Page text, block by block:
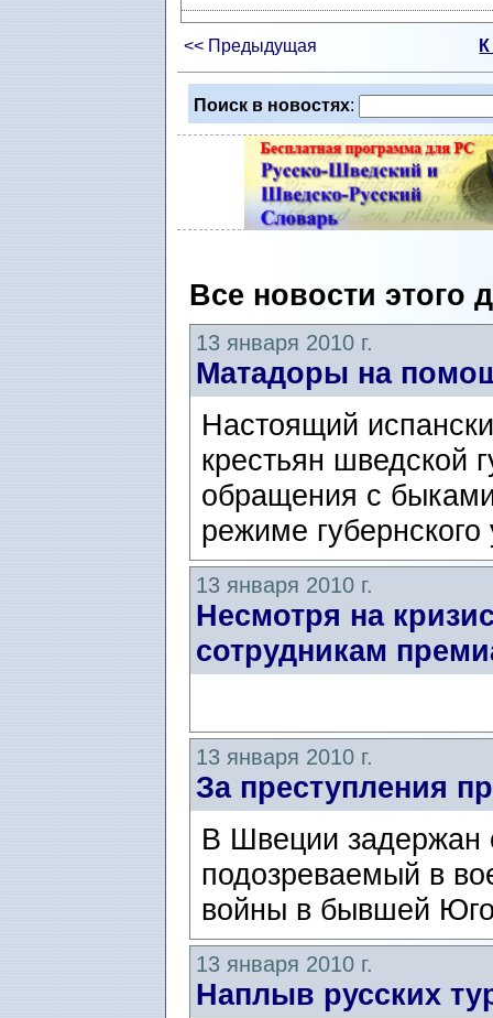
<< Предыдущая
Поиск в новостях:
Все новости этого
13 января 2010 г.
Матадоры на
Настоящий
крестьян шведской
обращения с
режиме
13 января 2010 г.
Несмотря на
сотрудникам
13 января 2010 г.
За преступления
В Швеции задержан
подозреваемый в
войны в бывшей
13 января 2010 г.
Наплыв русских